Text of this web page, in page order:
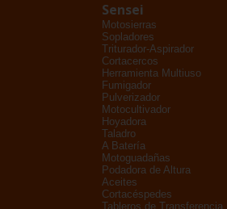
Sensei
Motosierras
Sopladores
Triturador-Aspirador
Cortacercos
Herramienta Multiuso
Fumigador
Pulverizador
Motocultivador
Hoyadora
Taladro
A Batería
Motoguadañas
Podadora de Altura
Aceites
Cortacéspedes
Tableros de Transferencia